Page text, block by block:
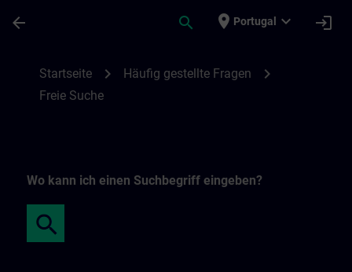
arrow_back search place Portugal expand_more login
Startseite chevron_right Häufig gestellte Fragen chevron_right
Freie Suche
Wo kann ich einen Suchbegriff eingeben?